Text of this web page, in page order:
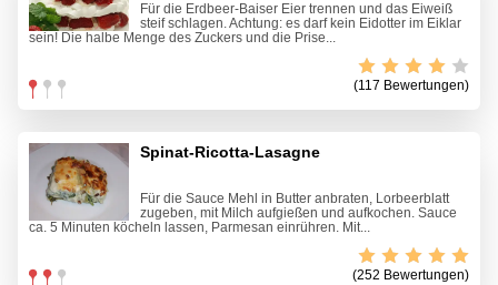
Für die Erdbeer-Baiser Eier trennen und das Eiweiß
steif schlagen. Achtung: es darf kein Eidotter im Eiklar
sein! Die halbe Menge des Zuckers und die Prise...
(117 Bewertungen)
Spinat-Ricotta-Lasagne
Für die Sauce Mehl in Butter anbraten, Lorbeerblatt
zugeben, mit Milch aufgießen und aufkochen. Sauce
ca. 5 Minuten köcheln lassen, Parmesan einrühren. Mit...
(252 Bewertungen)